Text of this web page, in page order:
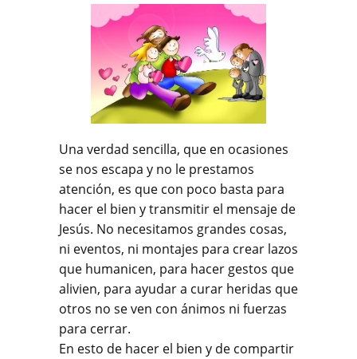
Una verdad sencilla, que en ocasiones
se nos escapa y no le prestamos
atención, es que con poco basta para
hacer el bien y transmitir el mensaje de
Jesús. No necesitamos grandes cosas,
ni eventos, ni montajes para crear lazos
que humanicen, para hacer gestos que
alivien, para ayudar a curar heridas que
otros no se ven con ánimos ni fuerzas
para cerrar.
En esto de hacer el bien y de compartir